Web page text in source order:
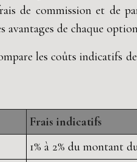
de commission et de
avantages de chaque
les coûts indicatifs
Frais indicatifs
1% à 2% du montant